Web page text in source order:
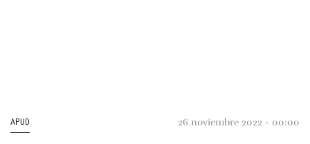
APUD 26 noviembre 2022 - 00:00